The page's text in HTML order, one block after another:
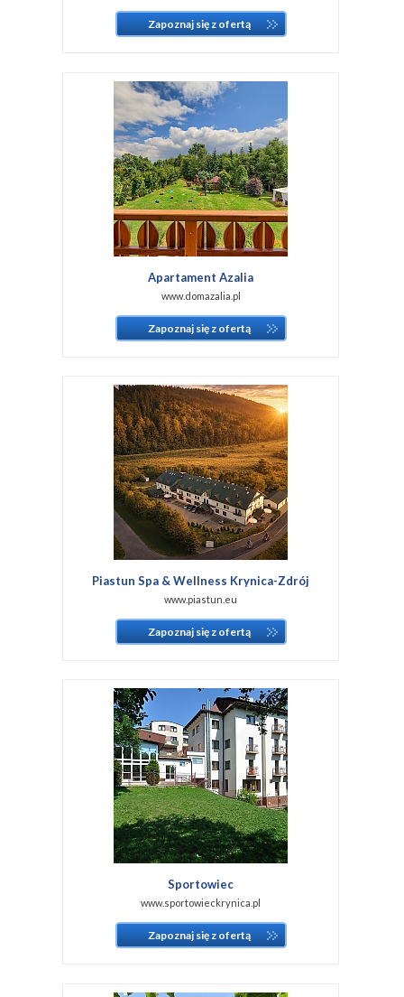
Zapoznaj się z ofertą
Apartament Azalia
www.domazalia.pl
Zapoznaj się z ofertą
Piastun Spa & Wellness Krynica-Zdrój
www.piastun.eu
Zapoznaj się z ofertą
Sportowiec
www.sportowieckrynica.pl
Zapoznaj się z ofertą